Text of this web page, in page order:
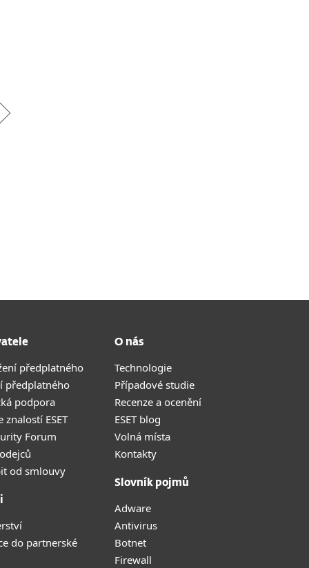
předplatného
předplatného
podpora
znalostí ESET
Forum
od smlouvy
do partnerské
O nás
Technologie
Případové studie
Recenze a ocenění
ESET blog
Volná místa
Kontakty
Slovník pojmů
Adware
Antivirus
Botnet
Firewall